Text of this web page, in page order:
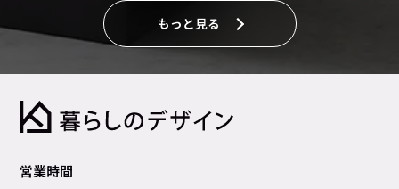
もっと見る
営業時間